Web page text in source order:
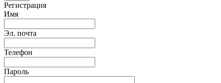
Регистрация
Имя
Эл. почта
Телефон
Пароль